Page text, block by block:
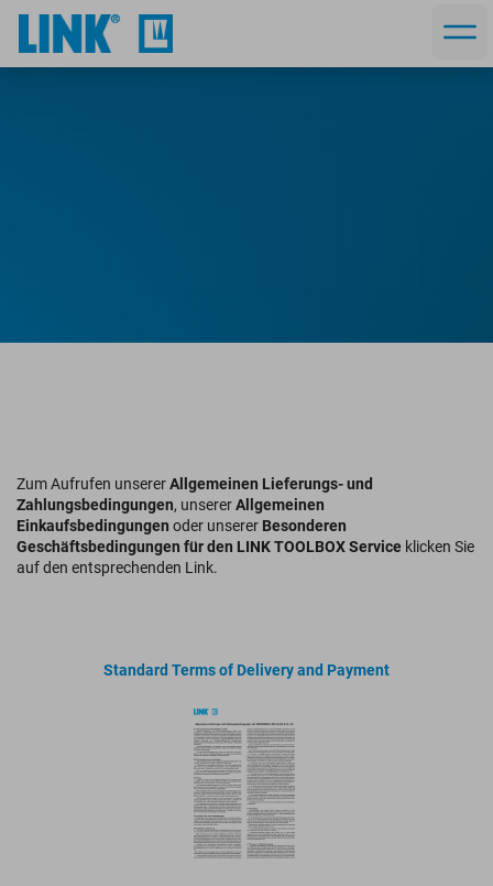
Geschäftsbedingungen
Zum Aufrufen unsererAllgemeinen Lieferungs- und
Zahlungsbedingungen, unsererAllgemeinen
Einkaufsbedingungen oder unserer Besonderen
Geschäftsbedingungen für den LINK TOOLBOX Service klicken Sie
auf den entsprechenden Link.
Standard Terms of Delivery and Payment